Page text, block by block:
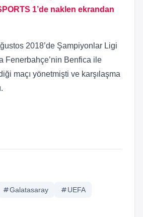
1’de naklen ekrandan
2018’de Şampiyonlar Ligi
Fenerbahçe’nin Benfica ile
maçı yönetmişti ve karşılaşma
tagGalatasaray tagUEFA